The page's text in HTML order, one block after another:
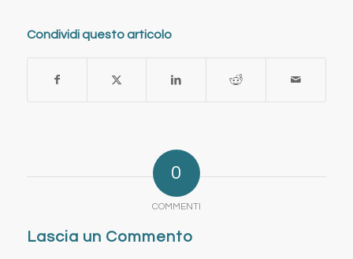
Condividi questo articolo
0
COMMENTI
Lascia un Commento